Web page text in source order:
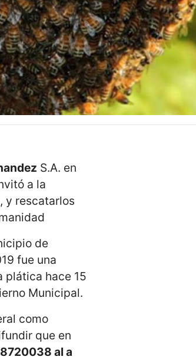
S.A. en
a la
, y rescatarlos
de
fue una
plática hace 15
Municipal.
como
que en
al a